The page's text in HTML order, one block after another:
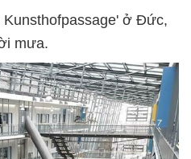
ở Đức,
mưa.